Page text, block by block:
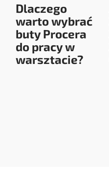
Dlaczego
warto wybrać
buty Procera
do pracy w
warsztacie?